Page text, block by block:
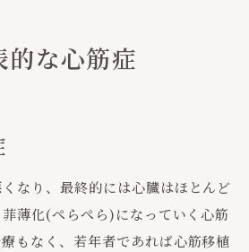
的な心筋症
なり、最終的には心臓はほとんど
薄化(ぺらぺら)になっていく心筋
もなく、若年者であれば心筋移植